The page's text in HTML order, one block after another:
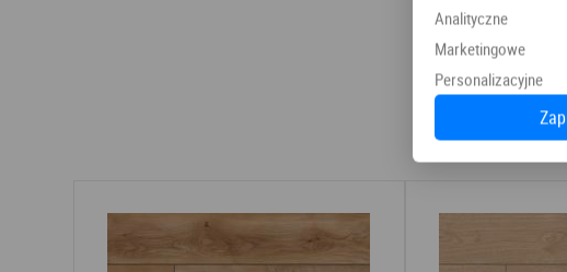
Analityczne
Marketingowe
Personalizacyjne